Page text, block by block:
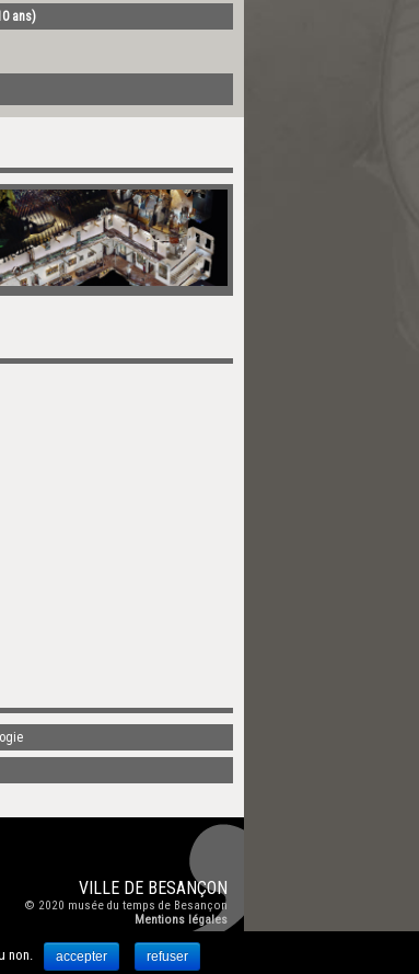
ans)
VILLE DE BESANÇON
© 2020 musée du temps de Besançon
Mentions légales
non. accepter refuser